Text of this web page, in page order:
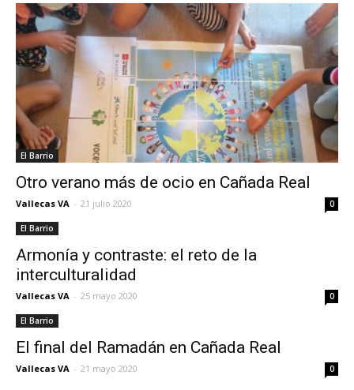
El Barrio
Otro verano más de ocio en Cañada Real
Vallecas VA - 21 julio 2020 0
El Barrio
Armonía y contraste: el reto de la
interculturalidad
Vallecas VA - 25 mayo 2020 0
El Barrio
El final del Ramadán en Cañada Real
Vallecas VA - 21 mayo 2020 0